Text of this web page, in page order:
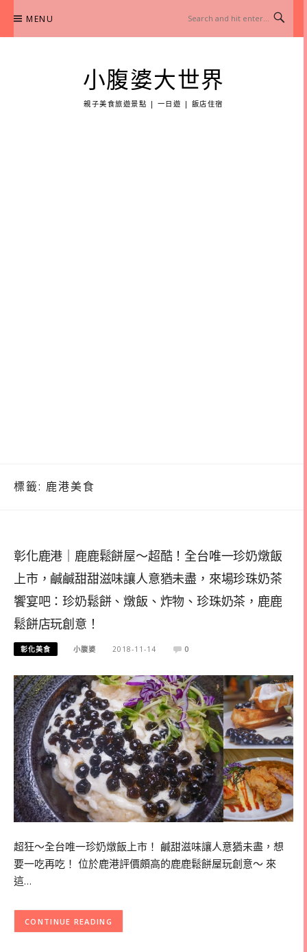
content
MENU
小腹婆大世界
親子美食旅遊景點 | 一日遊 | 飯店住宿
標籤: 鹿港美食
彰化鹿港｜鹿鹿鬆餅屋～超酷！全台唯一珍奶燉飯
上市，鹹鹹甜甜滋味讓人意猶未盡，來場珍珠奶茶
饗宴吧：珍奶鬆餅、燉飯、炸物、珍珠奶茶，鹿鹿
鬆餅店玩創意！
彰化美食 小腹婆 2018-11-14 0
超狂～全台唯一珍奶燉飯上市！ 鹹甜滋味讓人意猶未盡，想
要一吃再吃！ 位於鹿港評價頗高的鹿鹿鬆餅屋玩創意～ 來
這…
CONTINUE READING